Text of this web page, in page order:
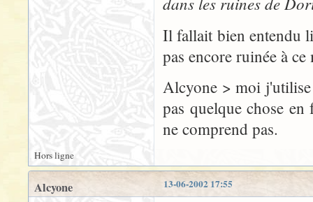
Il fallait bien entendu
pas encore ruinée à ce
Alcyone > moi j'utilise
pas quelque chose
ne comprend pas.
Hors ligne
13-06-2002 17:55
Alcyone